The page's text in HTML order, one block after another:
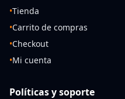
•Tienda
•Carrito de compras
•Checkout
•Mi cuenta
Políticas y soporte